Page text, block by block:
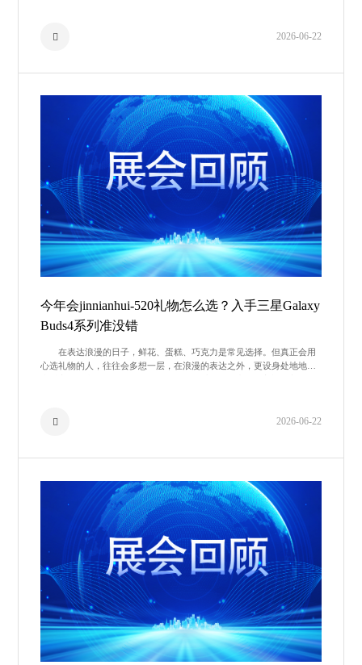
2026-06-22
今年会jinnianhui-520礼物怎么选？入手三星Galaxy
Buds4系列准没错
在表达浪漫的日子，鲜花、蛋糕、巧克力是常见选择。但真正会用
心选礼物的人，往往会多想一层，在浪漫的表达之外，更设身处地地考
2026-06-22